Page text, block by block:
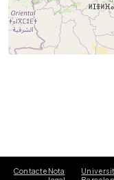
Contacte Nota